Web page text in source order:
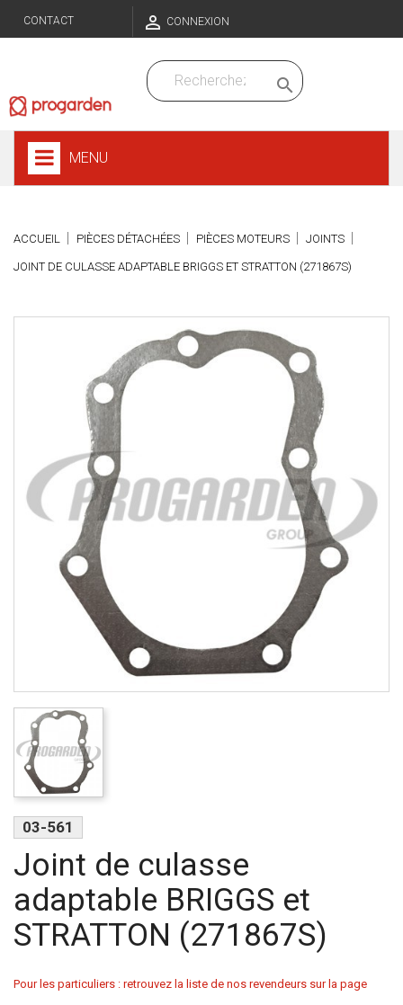
CONTACT  CONNEXION

MENU
ACCUEIL PIÈCES DÉTACHÉES PIÈCES MOTEURS JOINTS
JOINT DE CULASSE ADAPTABLE BRIGGS ET STRATTON (271867S)
03-561
Joint de culasse
adaptable BRIGGS et
STRATTON (271867S)
Pour les particuliers : retrouvez la liste de nos revendeurs sur la page